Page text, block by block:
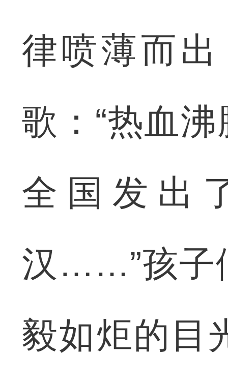
律喷薄而
歌：“热血
全国发出
汉……”孩子
毅如炬的目